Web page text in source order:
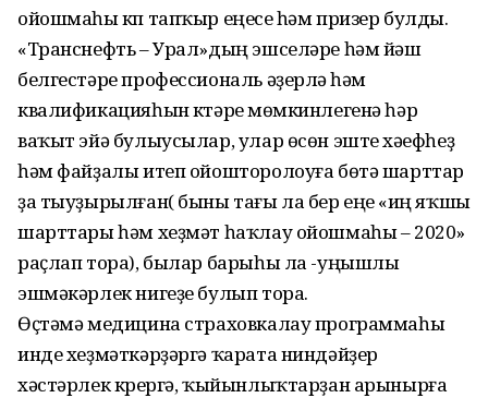
ойошмаһы күп тапҡыр еңеүсе һәм призер булды.
«Транснефть – Урал»дың эшселәре һәм йәш
белгестәре профессиональ әҙерләү һәм
квалификацияһын күтәреү мөмкинлегенә һәр
ваҡыт эйә булыусылар, улар өсөн эште хәүефһеҙ
һәм файҙалы итеп ойошторолоуға бөтә шарттар
ҙа тыуҙырылған( быны тағы ла бер еңеү «иң яҡшы
шарттары һәм хеҙмәт һаҡлау ойошмаһы – 2020»
раҫлап тора), былар барыһы ла -уңышлы
эшмәкәрлек нигеҙе булып тора.
Өҫтәмә медицина страховкалау программаһы
инде хеҙмәткәрҙәргә ҡарата ниндәйҙер
хәстәрлек күрергә, ҡыйынлыҡтарҙан арынырға